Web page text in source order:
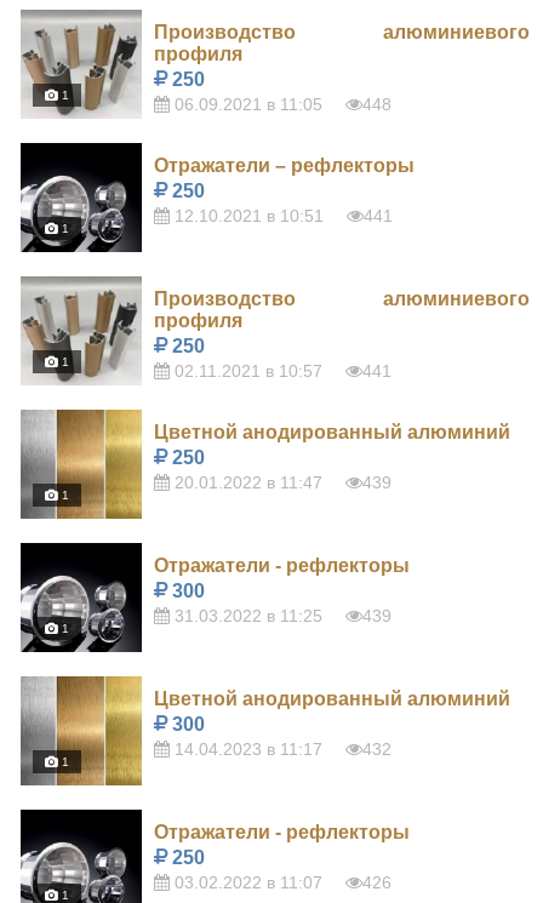
1
Производство алюминиевого
профиля
250
06.09.2021 в 11:05 448
1
Отражатели – рефлекторы
250
12.10.2021 в 10:51 441
1
Производство алюминиевого
профиля
250
02.11.2021 в 10:57 441
1
Цветной анодированный алюминий
250
20.01.2022 в 11:47 439
1
Отражатели - рефлекторы
300
31.03.2022 в 11:25 439
1
Цветной анодированный алюминий
300
14.04.2023 в 11:17 432
1
Отражатели - рефлекторы
250
03.02.2022 в 11:07 426